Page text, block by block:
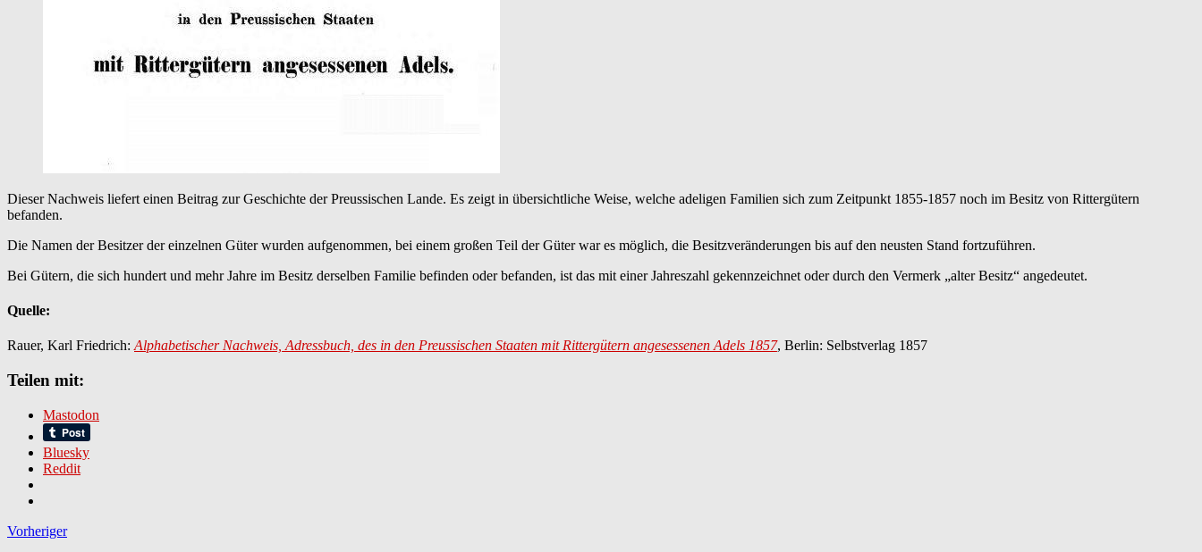
Dieser Nachweis liefert einen Beitrag zur Geschichte der Preussischen Lande. Es zeigt in übersichtliche Weise, welche adeligen Familien sich zum Zeitpunkt 1855-1857 noch im Besitz von Rittergütern
befanden.
Die Namen der Besitzer der einzelnen Güter wurden aufgenommen, bei einem großen Teil der Güter war es möglich, die Besitzveränderungen bis auf den neusten Stand fortzuführen.
Bei Gütern, die sich hundert und mehr Jahre im Besitz derselben Familie befinden oder befanden, ist das mit einer Jahreszahl gekennzeichnet oder durch den Vermerk „alter Besitz“ angedeutet.
Quelle:
Rauer, Karl Friedrich: Alphabetischer Nachweis, Adressbuch, des in den Preussischen Staaten mit Rittergütern angesessenen Adels 1857, Berlin: Selbstverlag 1857
Teilen mit:
Mastodon
Bluesky
Reddit
Vorheriger